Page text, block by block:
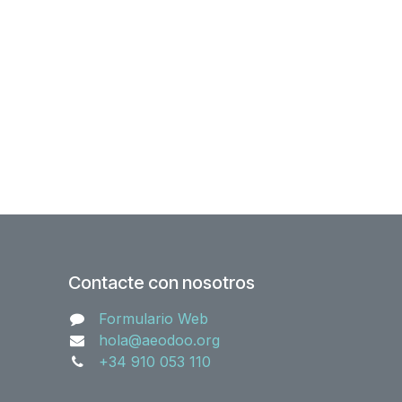
Contacte con nosotros
Formulario Web
hola@aeodoo.org
+34 910 053 110